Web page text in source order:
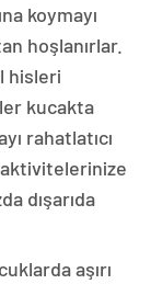
koymayı
hoşlanırlar.
hisleri
kucakta
rahatlatıcı
dışarıda
aşırı